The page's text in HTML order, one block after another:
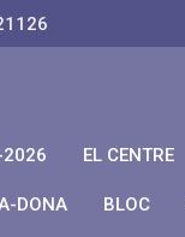
2026 EL CENTRE
DONA BLOC